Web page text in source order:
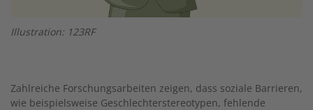
Illustration: 123RF
Zahlreiche Forschungsarbeiten zeigen, dass soziale Barrieren,
wie beispielsweise Geschlechterstereotypen, fehlende